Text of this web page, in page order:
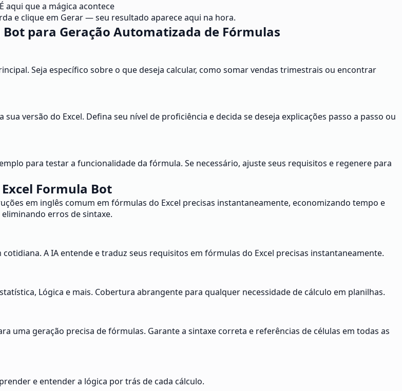
É aqui que a mágica acontece
e clique em Gerar — seu resultado aparece aqui na hora.
Bot para Geração Automatizada de Fórmulas
Seja específico sobre o que deseja calcular, como somar vendas trimestrais ou encontrar
versão do Excel. Defina seu nível de proficiência e decida se deseja explicações passo a passo ou
para testar a funcionalidade da fórmula. Se necessário, ajuste seus requisitos e regenere para
Excel Formula Bot
em inglês comum em fórmulas do Excel precisas instantaneamente, economizando tempo e
eliminando erros de sintaxe.
A IA entende e traduz seus requisitos em fórmulas do Excel precisas instantaneamente.
Lógica e mais. Cobertura abrangente para qualquer necessidade de cálculo em planilhas.
uma geração precisa de fórmulas. Garante a sintaxe correta e referências de células em todas as
e entender a lógica por trás de cada cálculo.